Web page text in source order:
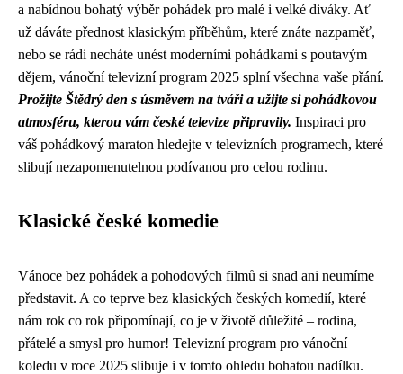
a nabídnou bohatý výběr pohádek pro malé i velké diváky. Ať
už dáváte přednost klasickým příběhům, které znáte nazpaměť,
nebo se rádi necháte unést moderními pohádkami s poutavým
dějem, vánoční televizní program 2025 splní všechna vaše přání.
Prožijte Štědrý den s úsměvem na tváři a užijte si pohádkovou
atmosféru, kterou vám české televize připravily. Inspiraci pro
váš pohádkový maraton hledejte v televizních programech, které
slibují nezapomenutelnou podívanou pro celou rodinu.
Klasické české komedie
Vánoce bez pohádek a pohodových filmů si snad ani neumíme
představit. A co teprve bez klasických českých komedií, které
nám rok co rok připomínají, co je v životě důležité – rodina,
přátelé a smysl pro humor! Televizní program pro vánoční
koledu v roce 2025 slibuje i v tomto ohledu bohatou nadílku.